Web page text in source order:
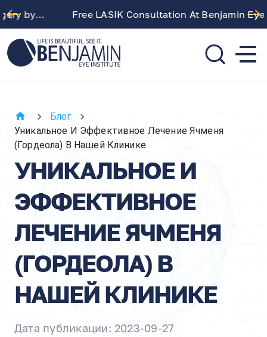
Free LASIK Consultation At Benjamin Eye Institute
310.275.5533
Блог
Уникальное И Эффективное Лечение Ячменя
(гордеола) В Нашей Клинике
УНИКАЛЬНОЕ И
ЭФФЕКТИВНОЕ
ЛЕЧЕНИЕ ЯЧМЕНЯ
(ГОРДЕОЛА) В
НАШЕЙ КЛИНИКЕ
Дата публикации: 2023-09-27